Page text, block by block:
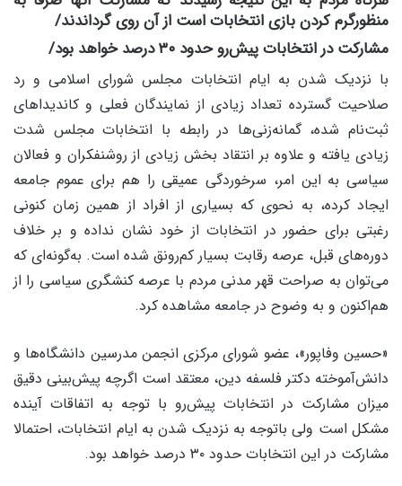
منظورگرم کردن بازی انتخابات است از آن روی گرداندند/
مشارکت در انتخابات پیش‌رو حدود ۳۰ درصد خواهد بود/
با نزدیک شدن به ایام انتخابات مجلس شورای اسلامی و رد
صلاحیت گسترده تعداد زیادی از نمایندگان فعلی و کاندیداهای
ثبت‌نام شده، گمانه‌زنی‌ها در رابطه با انتخابات مجلس شدت
زیادی یافته و علاوه بر انتقاد بخش زیادی از روشنفکران و فعالان
سیاسی به این امر، سرخوردگی عمیقی را هم برای عموم جامعه
ایجاد کرده، به نحوی که بسیاری از افراد از همین زمان کنونی
رغبتی برای حضور در انتخابات از خود نشان نداده و بر خلاف
دوره‌های قبل، عرصه رقابت بسیار کم‌رونق شده است. به‌گونه‌ای که
می‌توان به صراحت قهر مدنی مردم با عرصه کنشگری سیاسی را از
هم‌اکنون و به وضوح در جامعه مشاهده کرد.
«حسین وفاپور»، عضو شورای مرکزی انجمن مدرسین دانشگاه‌ها و
دانش‌آموخته دکتر فلسفه دین، معتقد است اگرچه پیش‌بینی دقیق
میزان مشارکت در انتخابات پیش‌رو با توجه به اتفاقات آینده
مشکل است ولی باتوجه به نزدیک شدن به ایام انتخابات، احتمالا
مشارکت در این انتخابات حدود ۳۰ درصد خواهد بود.